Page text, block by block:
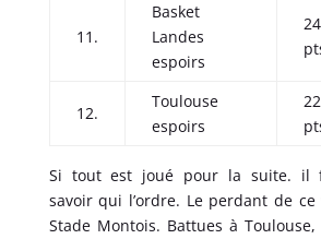
11.
Basket
Landes
espoirs
24
12.
Toulouse
espoirs
22
Si tout est joué pour la suite. il
savoir qui l’ordre. Le perdant de
Stade Montois. Battues à